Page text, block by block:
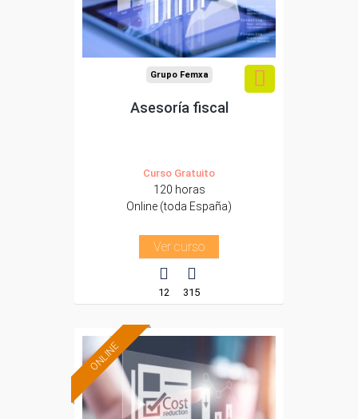
Sector
-Finanzas y Seguros.
Grupo Femxa
Asesoría fiscal
Curso Gratuito
120 horas
Online (toda España)
Ver curso
12 315
ONLINE
Formación 100%
subvencionada.